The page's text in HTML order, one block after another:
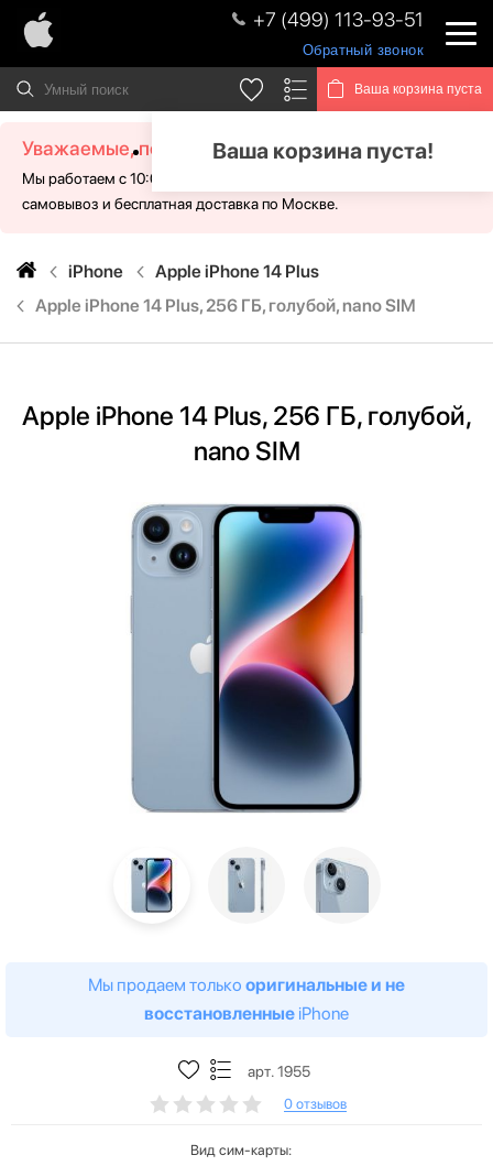
+7 (499) 113-93-51
Обратный звонок
Ваша корзина пуста
Ваша корзина пуста!
Уважаемые, посетители!
Мы работаем с 10:00 - 21:00 без выходных. Для Вас доступен
самовывоз и бесплатная доставка по Москве.
iPhone
Apple iPhone 14 Plus
Apple iPhone 14 Plus, 256 ГБ, голубой, nano SIM
Apple iPhone 14 Plus, 256 ГБ, голубой,
nano SIM
Мы продаем только оригинальные и не
восстановленные iPhone
арт. 1955
0 отзывов
Вид сим-карты: